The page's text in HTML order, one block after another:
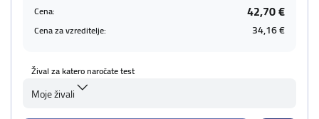
Cena: 42,70 €
Cena za vzreditelje: 34,16 €
Žival za katero naročate test
Moje živali